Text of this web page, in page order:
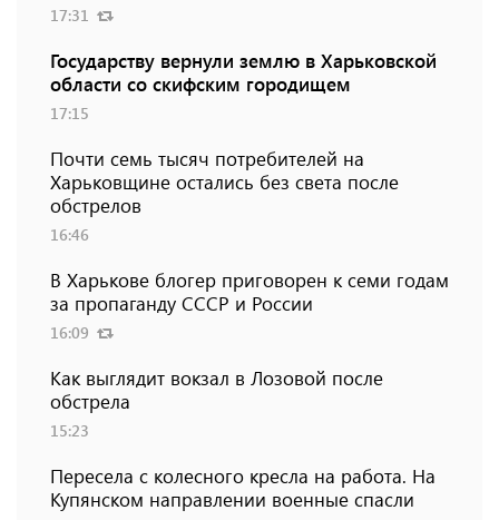
17:31
Государству вернули землю в Харьковской
области со скифским городищем
17:15
Почти семь тысяч потребителей на
Харьковщине остались без света после
обстрелов
16:46
В Харькове блогер приговорен к семи годам
за пропаганду СССР и России
16:09
Как выглядит вокзал в Лозовой после
обстрела
15:23
Пересела с колесного кресла на работа. На
Купянском направлении военные спасли